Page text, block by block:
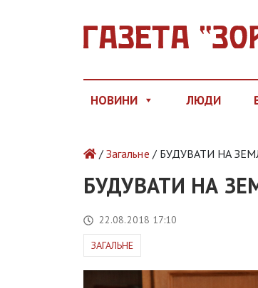
НОВИНИ ЛЮДИ
/ Загальне / БУДУВАТИ НА
БУДУВАТИ НА
22.08.2018 17:10
ЗАГАЛЬНЕ